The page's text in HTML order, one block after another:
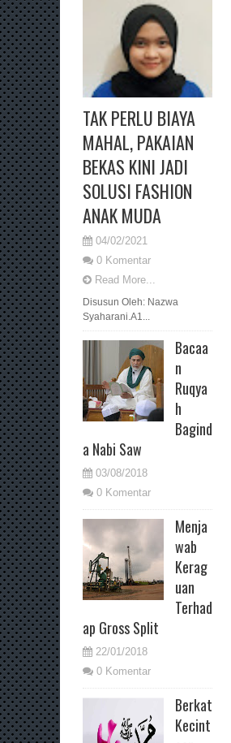
TAK PERLU BIAYA
MAHAL, PAKAIAN
BEKAS KINI JADI
SOLUSI FASHION
ANAK MUDA
04/02/2021
0 Komentar
Read More...
Disusun Oleh: Nazwa
Syaharani.A1...
Bacaa
n
Ruqya
h
Bagind
a Nabi Saw
03/08/2018
0 Komentar
Menja
wab
Kerag
uan
Terhad
ap Gross Split
22/01/2018
0 Komentar
Berkat
Kecint